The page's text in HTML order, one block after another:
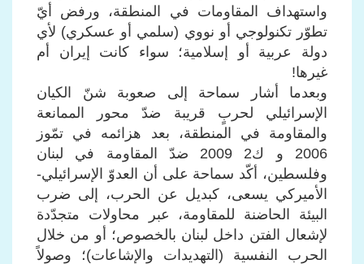
واستهداف المقاومات في المنطقة، ورفض أيّ
تطوّر تكنولوجي أو نووي (سلمي أو عسكري) لأي
دولة عربية أو إسلامية؛ سواء كانت إيران أم
غيرها!
وبعدما أشار سماحة إلى صعوبة شنّ الكيان
الإسرائيلي لحربٍ قريبة ضدّ محور الممانعة
والمقاومة في المنطقة، بعد هزائمه في تمّوز
2006 و ك2 2009 ضدّ المقاومة في لبنان
وفلسطين، أكّد سماحة على أن العدوّ الإسرائيلي-
الأميركي يسعى، كبديل عن الحرب، إلى ضرب
البيئة الحاضنة للمقاومة، عبر محاولات متجدّدة
لإشعال الفتن داخل لبنان بالخصوص؛ أو من خلال
الحرب النفسية (التهديدات والإشاعات)؛ وصولاً